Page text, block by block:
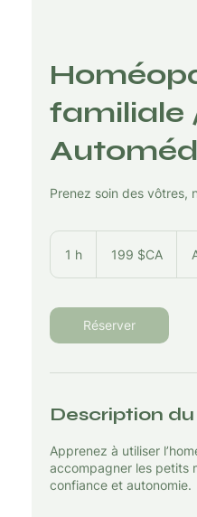
familiale
Prenez soin des vôtres,
1 h
canadiens
199 $CA
Réserver
Description
Apprenez à utiliser
accompagner les petits
confiance et autonomie.